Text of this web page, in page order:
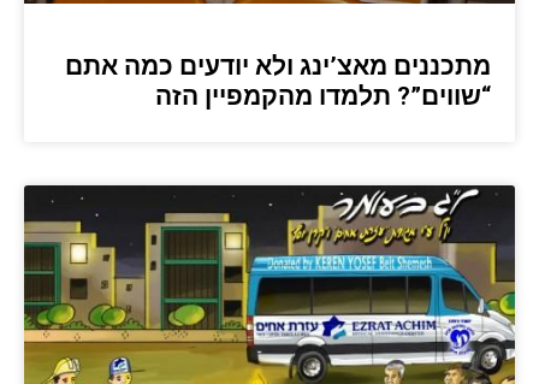
מתכננים מאצ’ינג ולא יודעים כמה אתם
“שווים”? תלמדו מהקמפיין הזה